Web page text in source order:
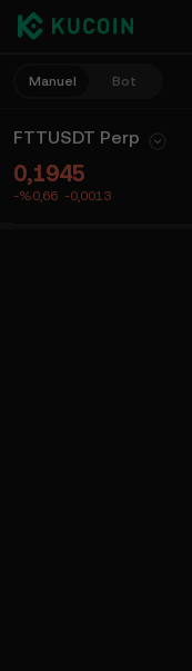
Manuel Bot
FTTUSDT Perp
0,1945
-%0,66 -0,0013